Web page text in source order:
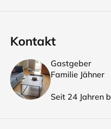
Kontakt
Gastgeber
Familie Jähner
Seit 24 Jahren